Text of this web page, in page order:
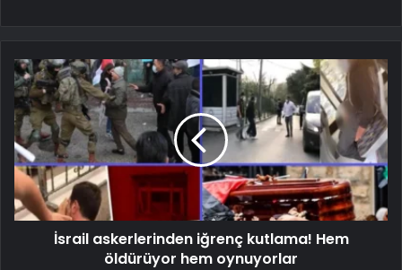
İsrail askerlerinden iğrenç kutlama! Hem
öldürüyor hem oynuyorlar